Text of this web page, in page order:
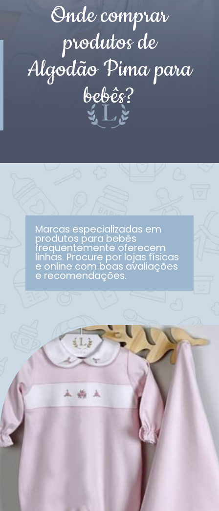
Onde comprar
produtos de
Algodão Pima para
bebês?
Marcas especializadas em
produtos para bebês
frequentemente oferecem
linhas. Procure por lojas físicas
e online com boas avaliações
e recomendações.